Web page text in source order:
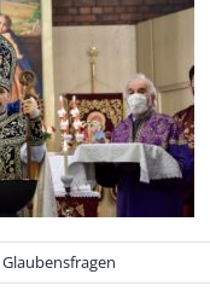
Glaubensfragen